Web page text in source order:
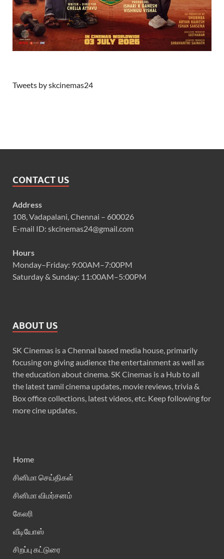
Tweets by skcinemas24
CONTACT US
Address
108, Vadapalani, Chennai – 600026
E-mail ID: skcinemas24@gmail.com
Hours
Monday–Friday: 9:00AM–7:00PM
Saturday & Sunday: 11:00AM–5:00PM
ABOUT US
SK Cinemas is a Chennai based media house, primarily
focusing on giving audience the entertainment as well as
the education about cinema. SK Cinemas is a Hub to all
the latest tamil cinema updates, movie reviews, trivia &
Box office collections, latest videos, etc. Keep following for
more cine updates.
Home
சினிமா செய்திகள்
சினிமா விமர்சனம்
கேலரி
வீடியோஸ்
சிறப்பு கட்டுரை